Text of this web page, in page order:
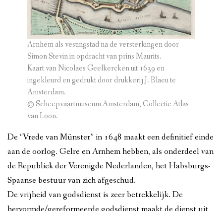
Arnhem als vestingstad na de versterkingen door
Simon Stevin in opdracht van prins Maurits.
Kaart van Nicolaes Geelkercken uit 1639 en
ingekleurd en gedrukt door drukkerij J. Blaeu te
Amsterdam.
© Scheepvaartmuseum Amsterdam, Collectie Atlas
van Loon.
De “Vrede van Münster” in 1648 maakt een definitief einde
aan de oorlog. Gelre en Arnhem hebben, als onderdeel van
de Republiek der Verenigde Nederlanden, het Habsburgs-
Spaanse bestuur van zich afgeschud.
De vrijheid van godsdienst is zeer betrekkelijk. De